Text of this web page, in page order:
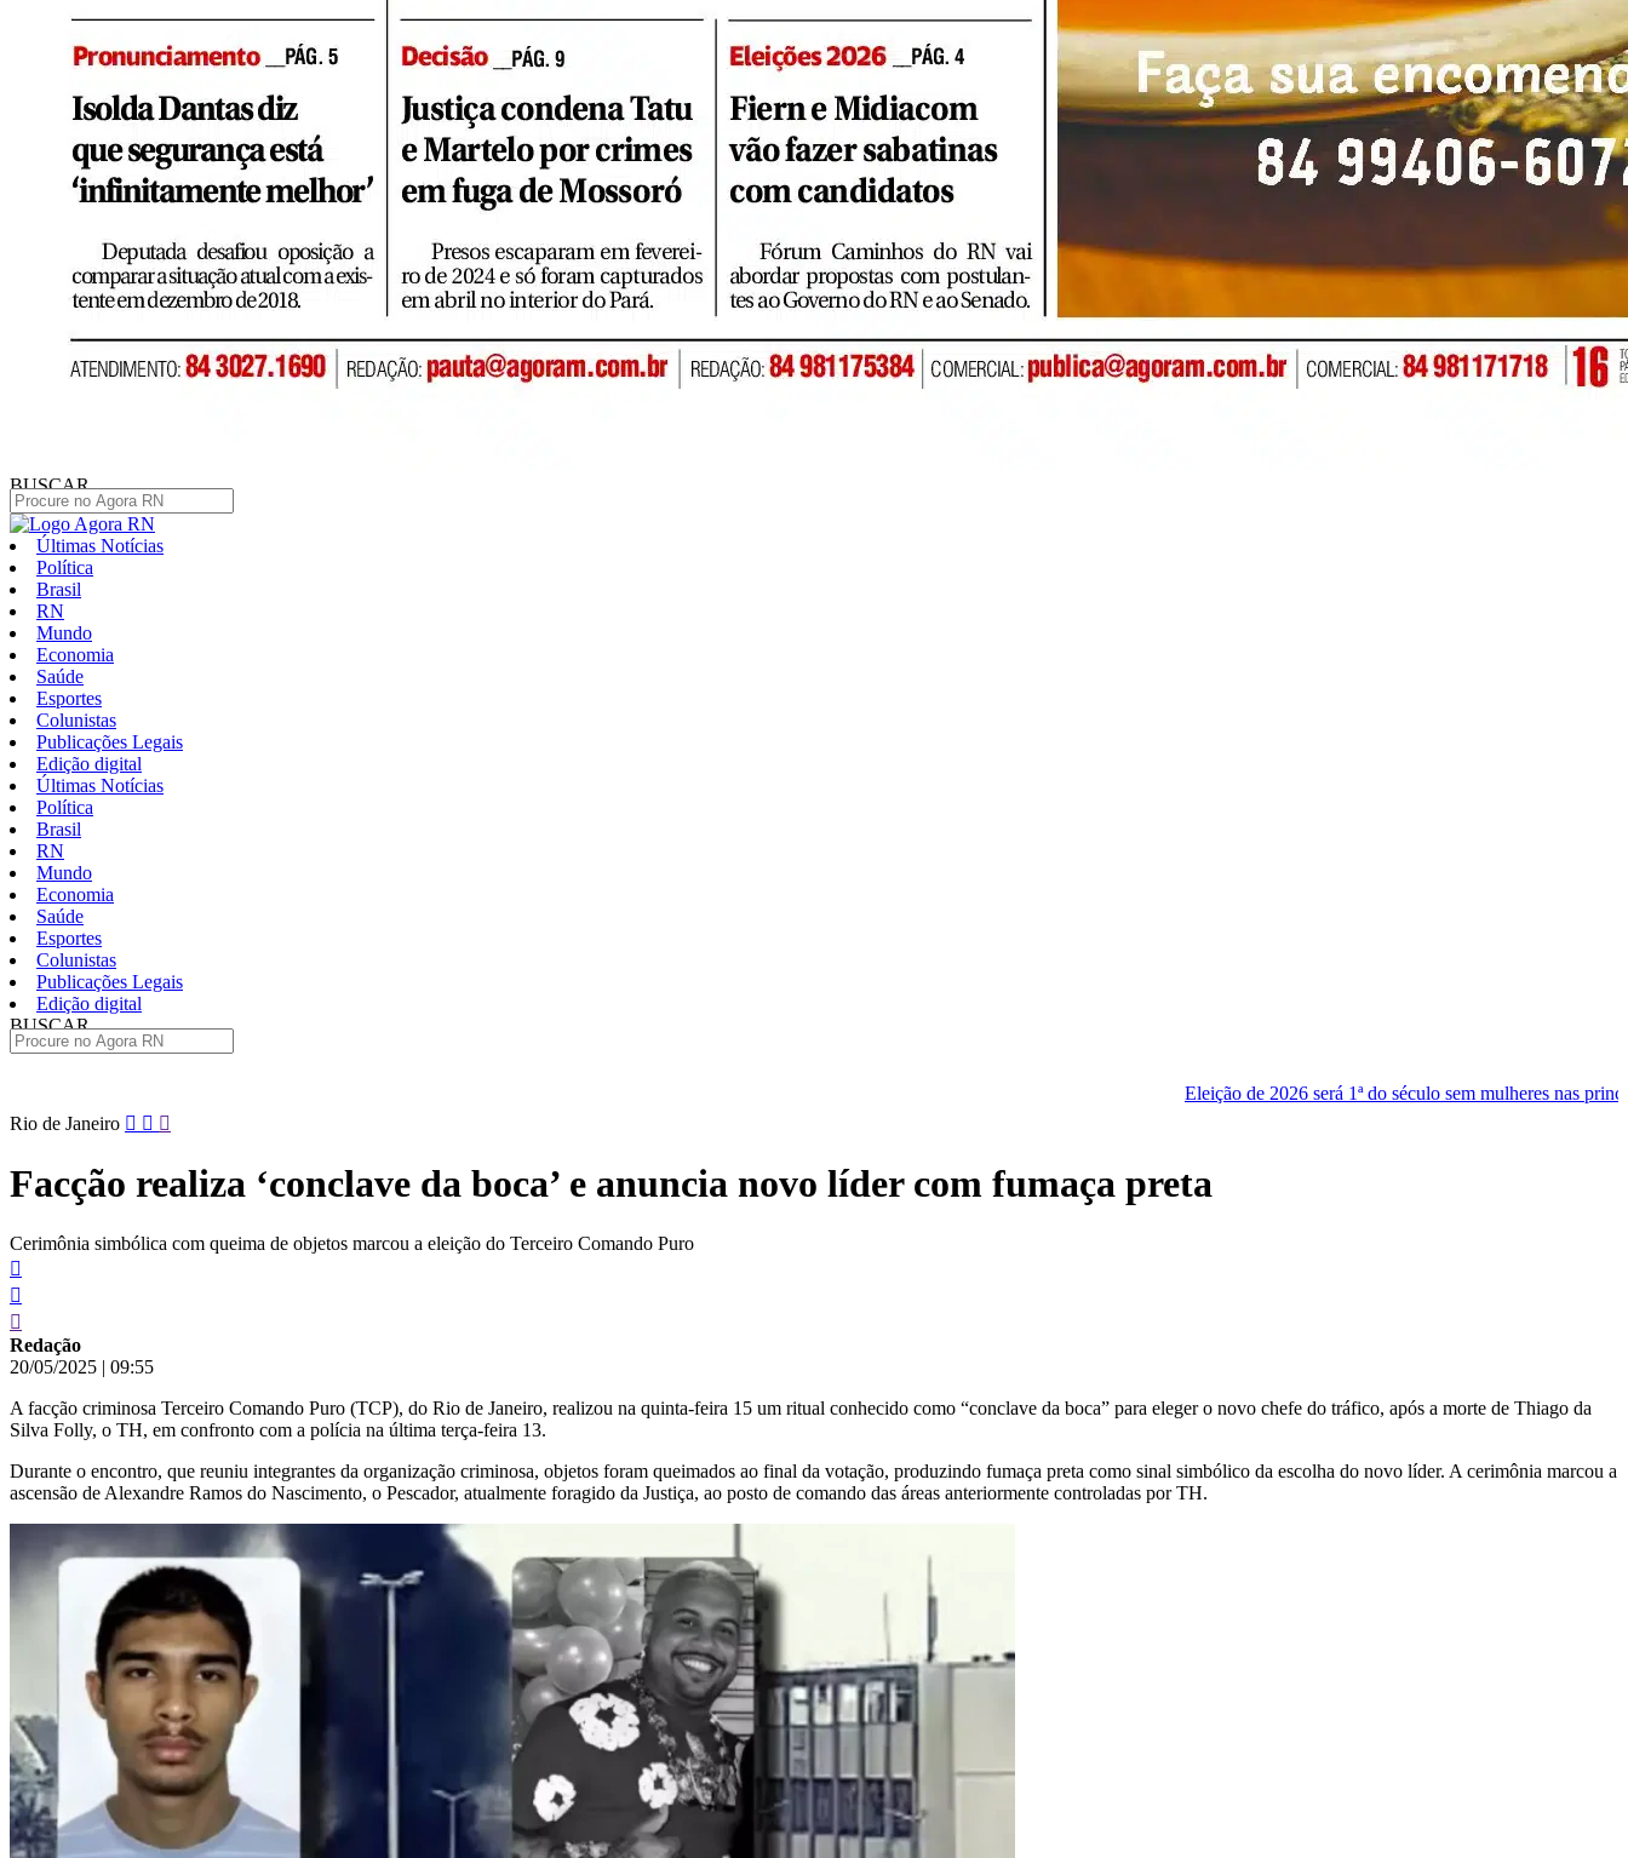
BUSCAR
Últimas Notícias
Política
Brasil
RN
Mundo
Economia
Saúde
Esportes
Colunistas
Publicações Legais
Edição digital
Últimas Notícias
Política
Brasil
RN
Mundo
Economia
Saúde
Esportes
Colunistas
Publicações Legais
Edição digital
BUSCAR
Eleição de 2026 será 1ª do século sem mulheres nas principais chapas
Pular
conteúdo
Rio de Janeiro
Facção realiza ‘conclave da boca’ e anuncia novo líder com fumaça preta
Cerimônia simbólica com queima de objetos marcou a eleição do Terceiro Comando Puro
Redação
20/05/2025 | 09:55
A facção criminosa Terceiro Comando Puro (TCP), do Rio de Janeiro, realizou na quinta-feira 15 um ritual conhecido como “conclave da boca” para eleger o novo chefe do tráfico, após a morte de Thiago da
Silva Folly, o TH, em confronto com a polícia na última terça-feira 13.
Durante o encontro, que reuniu integrantes da organização criminosa, objetos foram queimados ao final da votação, produzindo fumaça preta como sinal simbólico da escolha do novo líder. A cerimônia marcou a
ascensão de Alexandre Ramos do Nascimento, o Pescador, atualmente foragido da Justiça, ao posto de comando das áreas anteriormente controladas por TH.